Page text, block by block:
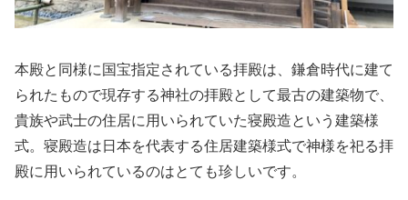
本殿と同様に国宝指定されている拝殿は、鎌倉時代に建て
られたもので現存する神社の拝殿として最古の建築物で、
貴族や武士の住居に用いられていた寝殿造という建築様
式。寝殿造は日本を代表する住居建築様式で神様を祀る拝
殿に用いられているのはとても珍しいです。